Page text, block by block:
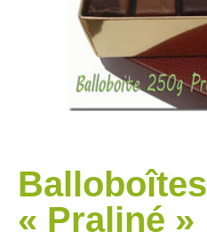
Balloboîtes
« Praliné »